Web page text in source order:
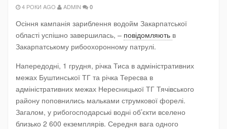
4 РОКИ AGO ADMIN 0
Осіння кампанія зариблення водойм Закарпатської
області успішно завершилась, – повідомляють в
Закарпатському рибоохоронному патрулі.
Напередодні, 1 грудня, річка Тиса в адміністративних
межах Буштинської ТГ та річка Тересва в
адміністративних межах Нересницької ТГ Тячівського
району поповнились мальками струмкової форелі.
Загалом, у рибогосподарські водні об’єкти вселено
близько 2 600 екземплярів. Середня вага одного